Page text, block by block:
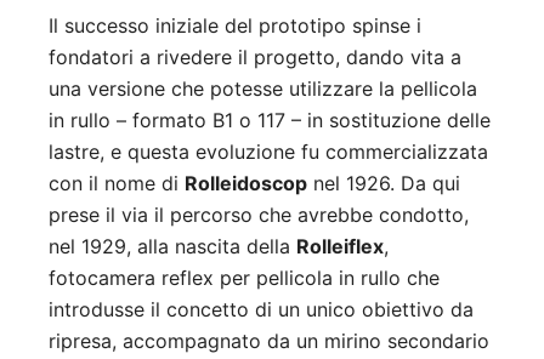
Il successo iniziale del prototipo spinse i
fondatori a rivedere il progetto, dando vita a
una versione che potesse utilizzare la pellicola
in rullo – formato B1 o 117 – in sostituzione delle
lastre, e questa evoluzione fu commercializzata
con il nome di Rolleidoscop nel 1926. Da qui
prese il via il percorso che avrebbe condotto,
nel 1929, alla nascita della Rolleiflex,
fotocamera reflex per pellicola in rullo che
introdusse il concetto di un unico obiettivo da
ripresa, accompagnato da un mirino secondario